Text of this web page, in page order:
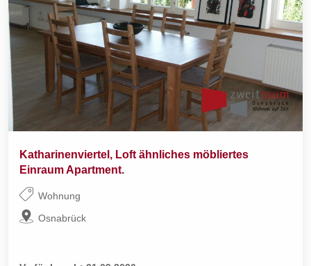
Katharinenviertel, Loft ähnliches möbliertes
Einraum Apartment.
Wohnung
Osnabrück